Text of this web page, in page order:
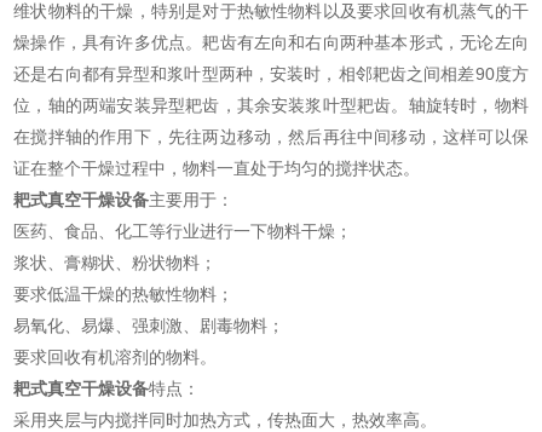
维状物料的干燥，特别是对于热敏性物料以及要求回收有机蒸气的干
燥操作，具有许多优点。耙齿有左向和右向两种基本形式，无论左向
还是右向都有异型和浆叶型两种，安装时，相邻耙齿之间相差90度方
位，轴的两端安装异型耙齿，其余安装浆叶型耙齿。轴旋转时，物料
在搅拌轴的作用下，先往两边移动，然后再往中间移动，这样可以保
证在整个干燥过程中，物料一直处于均匀的搅拌状态。
耙式真空干燥设备主要用于：
医药、食品、化工等行业进行一下物料干燥；
浆状、膏糊状、粉状物料；
要求低温干燥的热敏性物料；
易氧化、易爆、强刺激、剧毒物料；
要求回收有机溶剂的物料。
耙式真空干燥设备特点：
采用夹层与内搅拌同时加热方式，传热面大，热效率高。